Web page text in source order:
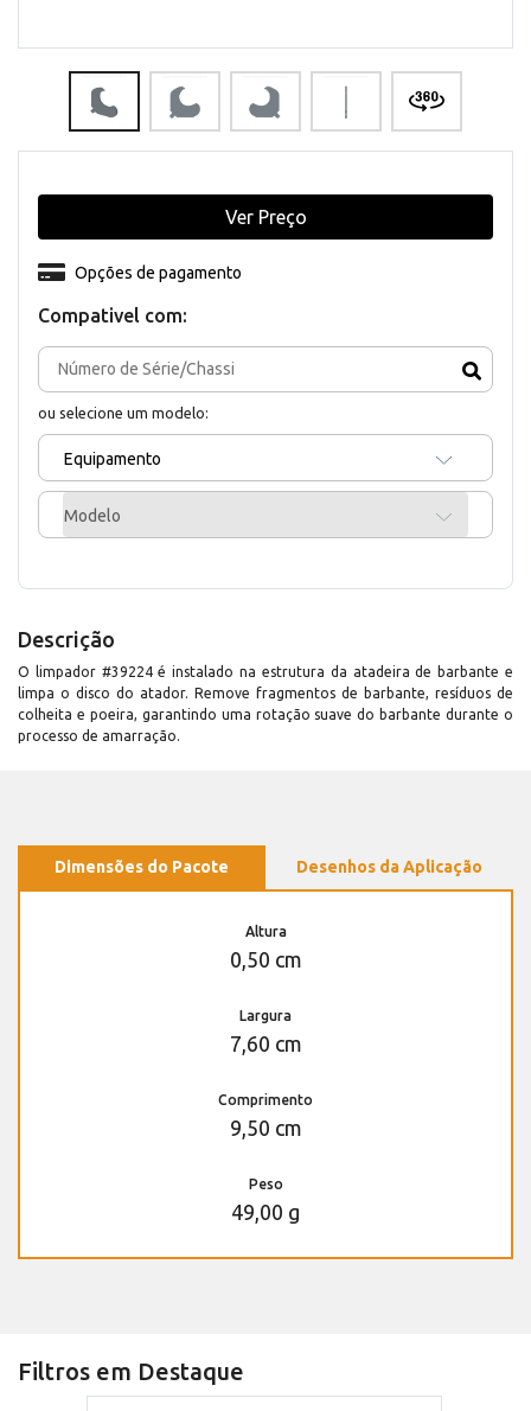
Compativel com:
ou selecione um modelo:
Equipamento
Modelo
Opções de pagamento
Ver Preço
Descrição
O limpador #39224 é instalado na estrutura da atadeira de barbante e
limpa o disco do atador. Remove fragmentos de barbante, resíduos de
colheita e poeira, garantindo uma rotação suave do barbante durante o
processo de amarração.
Dimensões do Pacote Desenhos da Aplicação
Altura
0,50 cm
Largura
7,60 cm
Comprimento
9,50 cm
Peso
49,00 g
Filtros em Destaque